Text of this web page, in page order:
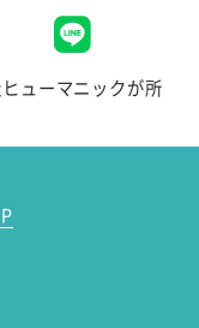
ューマニックが所